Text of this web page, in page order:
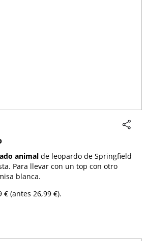
animal de leopardo de Springfield
Para llevar con un top con otro
blanca.
€ (antes 26,99 €).